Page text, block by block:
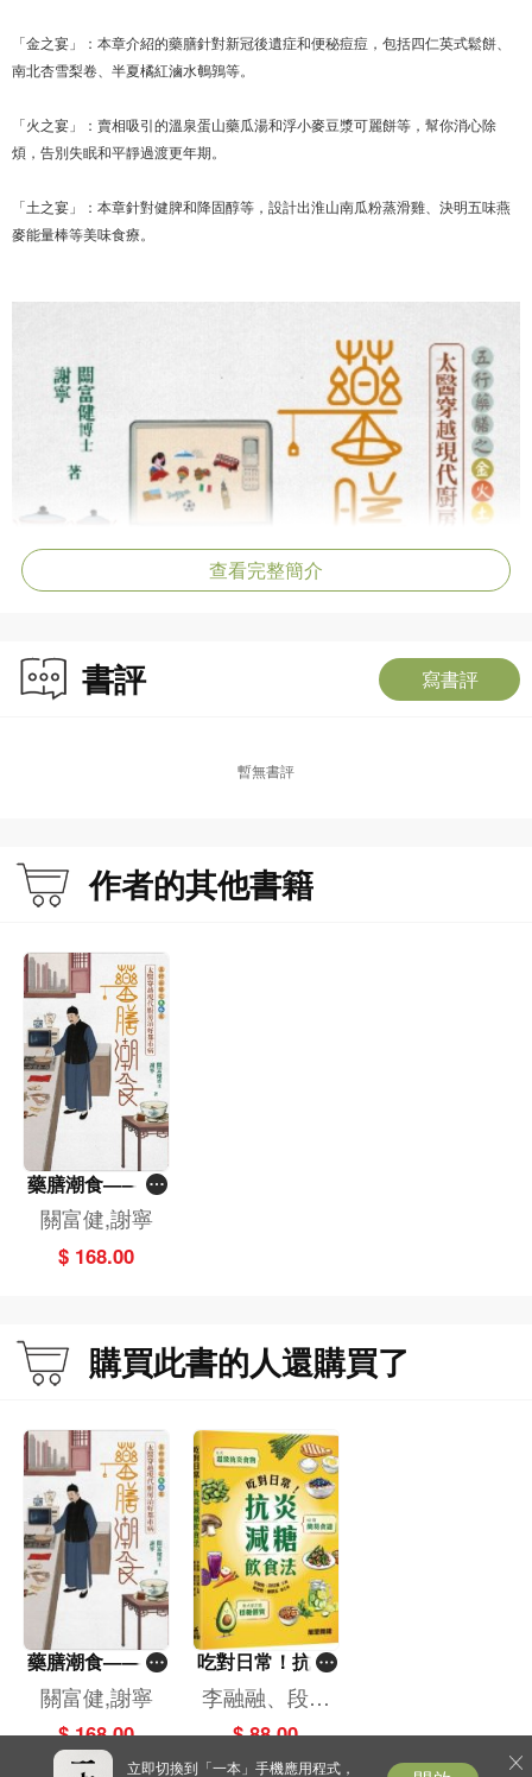
「金之宴」：本章介紹的藥膳針對新冠後遺症和便秘痘痘，包括四仁英式鬆餅、
南北杏雪梨卷、半夏橘紅滷水鵪鶉等。
「火之宴」：賣相吸引的溫泉蛋山藥瓜湯和浮小麥豆漿可麗餅等，幫你消心除
煩，告別失眠和平靜過渡更年期。
「土之宴」：本章針對健脾和降固醇等，設計出淮山南瓜粉蒸滑雞、決明五味燕
麥能量棒等美味食療。
查看完整簡介
書評 寫書評
暫無書評
作者的其他書籍
藥膳潮食——太
醫穿越現代廚房
治好都市病（下‧
木水篇）
關富健,謝寧
$ 168.00
購買此書的人還購買了
藥膳潮食——太
醫穿越現代廚房
治好都市病（下‧
木水篇）
關富健,謝寧
$ 168.00
吃對日常！抗炎
減糖飲食法
李融融、段佳
麗,黃梨煜、顧
$ 88.00
立即切換到「一本」手機應用程式，